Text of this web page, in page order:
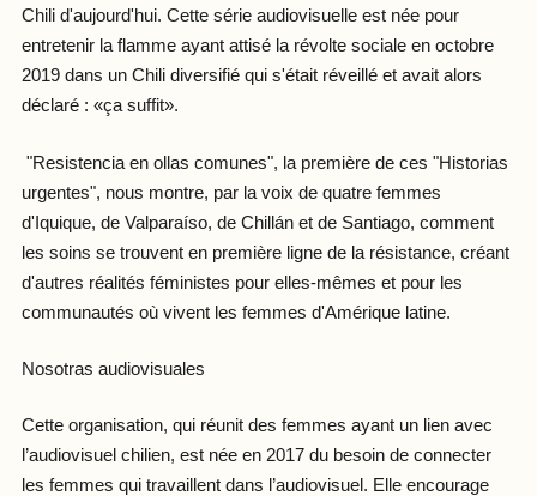
Chili d'aujourd'hui. Cette série audiovisuelle est née pour
entretenir la flamme ayant attisé la révolte sociale en octobre
2019 dans un Chili diversifié qui s'était réveillé et avait alors
déclaré : «ça suffit».
"Resistencia en ollas comunes", la première de ces "Historias
urgentes", nous montre, par la voix de quatre femmes
d'Iquique, de Valparaíso, de Chillán et de Santiago, comment
les soins se trouvent en première ligne de la résistance, créant
d'autres réalités féministes pour elles-mêmes et pour les
communautés où vivent les femmes d'Amérique latine.
Nosotras audiovisuales
Cette organisation, qui réunit des femmes ayant un lien avec
l’audiovisuel chilien, est née en 2017 du besoin de connecter
les femmes qui travaillent dans l’audiovisuel. Elle encourage